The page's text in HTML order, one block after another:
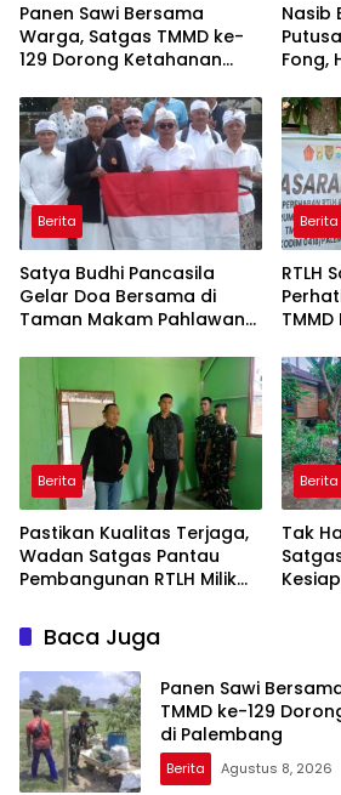
Panen Sawi Bersama
Warga, Satgas TMMD ke-
129 Dorong Ketahanan
Nasib
Fong,
Berita
Satya Budhi Pancasila
Gelar Doa Bersama di
Taman Makam Pahlawan
Berita
RTLH
Berita
Pastikan Kualitas Terjaga,
Wadan Satgas Pantau
Pembangunan RTLH Milik
Berita
Tak
Baca Juga
Panen Sawi
TMMD ke-129
di Palembang
Berita Agustus 8, 2026